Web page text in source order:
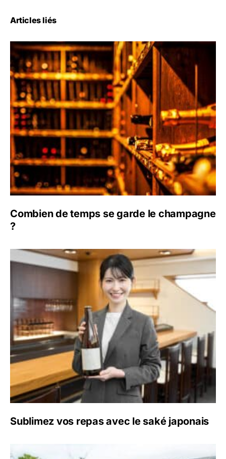
Articles liés
Combien de temps se garde le champagne
?
Sublimez vos repas avec le saké japonais